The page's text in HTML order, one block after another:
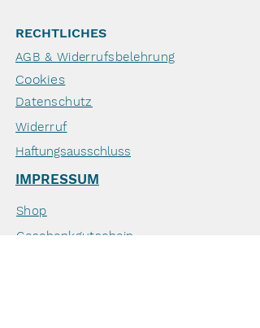
RECHTLICHES
AGB & Widerrufsbelehrung
Cookies
Datenschutz
Widerruf
Haftungsausschluss
IMPRESSUM
Shop
Geschenkgutschein